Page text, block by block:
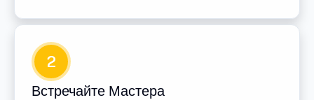
2
Встречайте Мастера